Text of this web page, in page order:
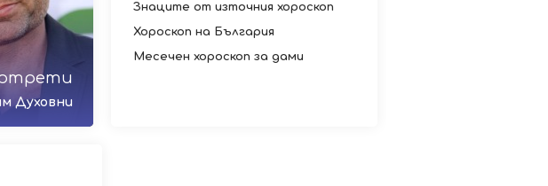
Духовни
Знаците от източния хороскоп
Хороскоп на България
Месечен хороскоп за дами